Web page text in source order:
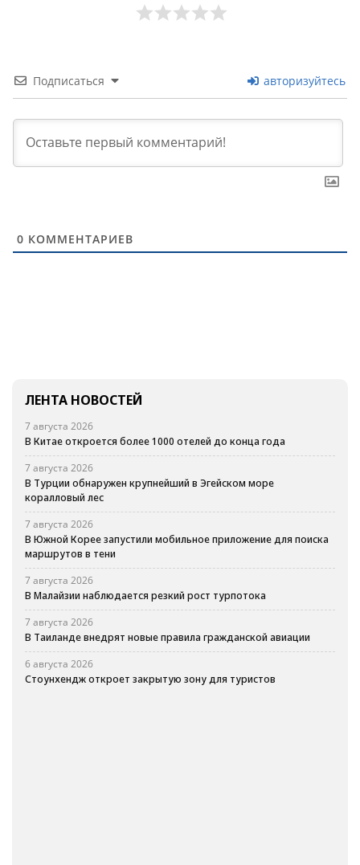
Подписаться авторизуйтесь
0 КОММЕНТАРИЕВ
ЛЕНТА НОВОСТЕЙ
7 августа 2026
В Китае откроется более 1000 отелей до конца года
7 августа 2026
В Турции обнаружен крупнейший в Эгейском море
коралловый лес
7 августа 2026
В Южной Корее запустили мобильное приложение для поиска
маршрутов в тени
7 августа 2026
В Малайзии наблюдается резкий рост турпотока
7 августа 2026
В Таиланде внедрят новые правила гражданской авиации
6 августа 2026
Стоунхендж откроет закрытую зону для туристов